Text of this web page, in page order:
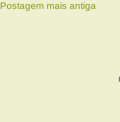
Postagem mais antiga